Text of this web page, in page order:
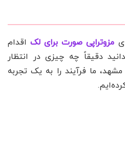
مزوتراپی صورت برای لکاقدام
دقیقاً چه چیزی در انتظار
ما فرآیند را به یک تجربه